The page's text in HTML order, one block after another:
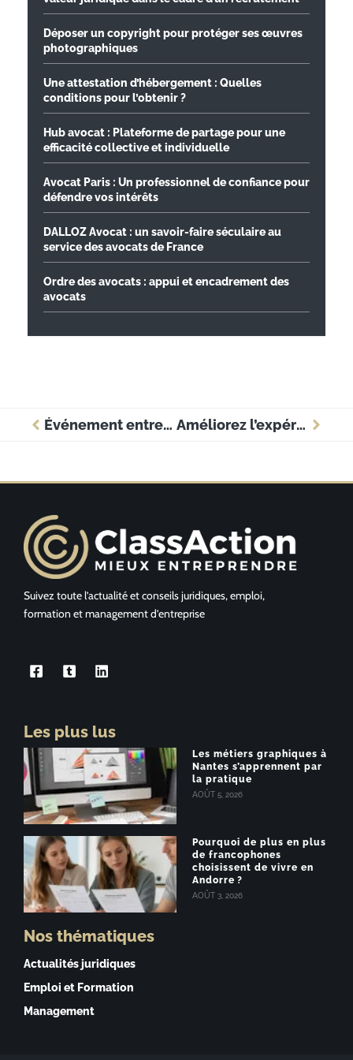
Déposer un copyright pour protéger ses œuvres
photographiques
Une attestation d’hébergement : Quelles
conditions pour l’obtenir ?
Hub avocat : Plateforme de partage pour une
efficacité collective et individuelle
Avocat Paris : Un professionnel de confiance pour
défendre vos intérêts
DALLOZ Avocat : un savoir-faire séculaire au
service des avocats de France
Ordre des avocats : appui et encadrement des
avocats
Événement entreprise : la méthode pour marquer durablement les esprits à Lyon Améliorez l’expérience client avec l’ILV en entreprise
Suivez toute l’actualité et conseils juridiques, emploi,
formation et management d’entreprise
Les plus lus
Les métiers graphiques à
Nantes s’apprennent par
la pratique
AOÛT 5, 2026
Pourquoi de plus en plus
de francophones
choisissent de vivre en
Andorre ?
AOÛT 3, 2026
Nos thématiques
Actualités juridiques
Emploi et Formation
Management